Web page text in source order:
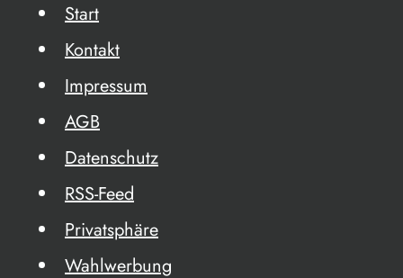
Start
Kontakt
Impressum
AGB
Datenschutz
RSS-Feed
Privatsphäre
Wahlwerbung